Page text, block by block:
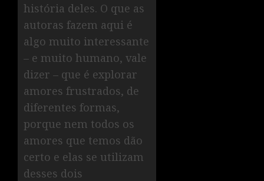
história deles. O que as
autoras fazem aqui é
algo muito interessante
– e muito humano, vale
dizer – que é explorar
amores frustrados, de
diferentes formas,
porque nem todos os
amores que temos dão
certo e elas se utilizam
desses dois